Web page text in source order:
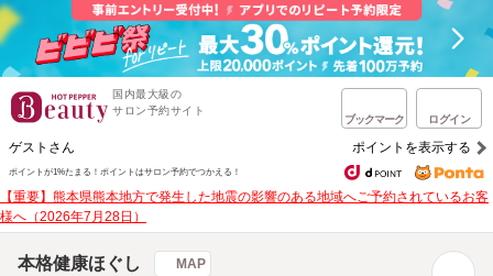
国内最大級の
サロン予約サイト
ブックマーク ログイン
ゲストさん ポイントを表示する
ポイントが1%たまる！ ポイントはサロン予約でつかえる！
【重要】熊本県熊本地方で発生した地震の影響のある地域へご予約されているお客
様へ（2026年7月28日）
本格健康ほぐし MAP